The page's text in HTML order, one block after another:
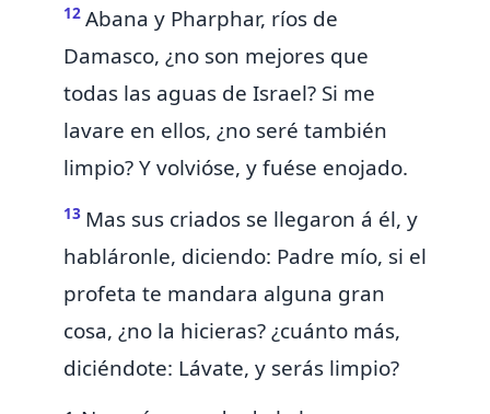
12 Abana y Pharphar, ríos de
Damasco, ¿no son mejores que
todas las aguas de Israel? Si me
lavare en ellos, ¿no seré también
limpio? Y volvióse, y fuése enojado.
13 Mas sus criados se llegaron á él, y
habláronle, diciendo: Padre mío, si el
profeta te mandara alguna gran
cosa, ¿no la hicieras? ¿cuánto más,
diciéndote: Lávate, y serás limpio?